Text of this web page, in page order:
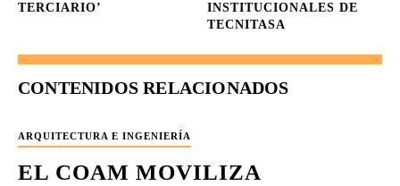
TERCIARIO’
INSTITUCIONALES DE
TECNITASA
CONTENIDOS RELACIONADOS
ARQUITECTURA E INGENIERÍA
EL COAM MOVILIZA